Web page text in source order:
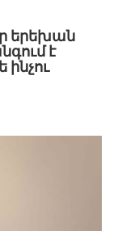
երեխան
է
ինչու